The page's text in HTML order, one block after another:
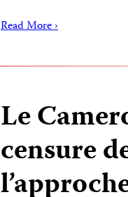
Read More ›
Le
censure